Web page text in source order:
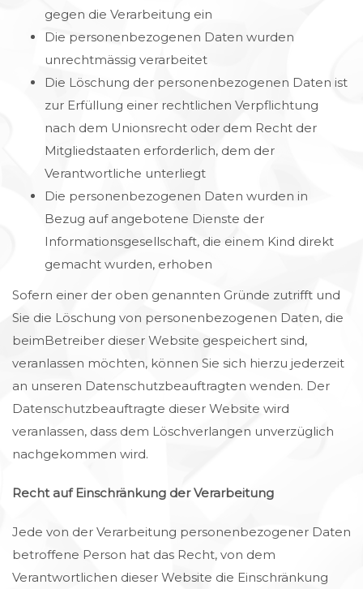
gegen die Verarbeitung ein
Die personenbezogenen Daten wurden
unrechtmässig verarbeitet
Die Löschung der personenbezogenen Daten ist
zur Erfüllung einer rechtlichen Verpflichtung
nach dem Unionsrecht oder dem Recht der
Mitgliedstaaten erforderlich, dem der
Verantwortliche unterliegt
Die personenbezogenen Daten wurden in
Bezug auf angebotene Dienste der
Informationsgesellschaft, die einem Kind direkt
gemacht wurden, erhoben
Sofern einer der oben genannten Gründe zutrifft und
Sie die Löschung von personenbezogenen Daten, die
beimBetreiber dieser Website gespeichert sind,
veranlassen möchten, können Sie sich hierzu jederzeit
an unseren Datenschutzbeauftragten wenden. Der
Datenschutzbeauftragte dieser Website wird
veranlassen, dass dem Löschverlangen unverzüglich
nachgekommen wird.
Recht auf Einschränkung der Verarbeitung
Jede von der Verarbeitung personenbezogener Daten
betroffene Person hat das Recht, von dem
Verantwortlichen dieser Website die Einschränkung